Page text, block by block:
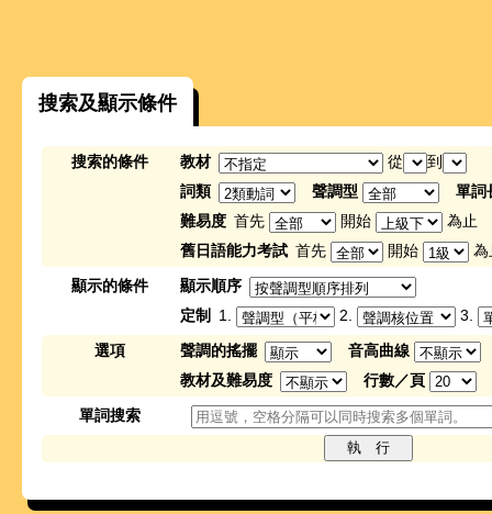
搜索及顯示條件
搜索的條件 教材 從
到
詞類
聲調型
單詞
難易度 首先 開始
為止
舊日語能力考試 首先 開始
為
顯示的條件
顯示順序
定制
1. 2.
3.
選項
聲調的搖擺
音高曲線
教材及難易度
行數／頁
單詞搜索